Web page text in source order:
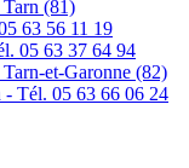
Tarn (81)
63 56 11 19
05 63 37 64 94
et-Garonne (82)
Tél. 05 63 66 06 24